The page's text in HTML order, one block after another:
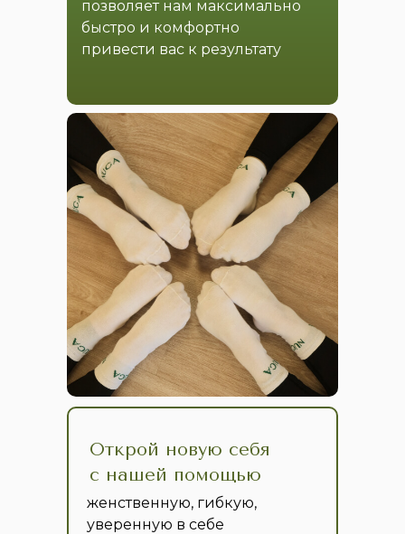
позволяет нам максимально
быстро и комфортно
привести вас к результату
Открой новую себя
с нашей помощью
женственную, гибкую,
уверенную в себе